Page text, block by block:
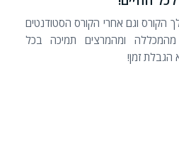
הקורס וגם אחרי הקורס הסטודנטים
ומהמרצים תמיכה בכל
הגבלת זמן!